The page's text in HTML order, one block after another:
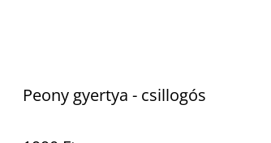
Peony gyertya - csillogós